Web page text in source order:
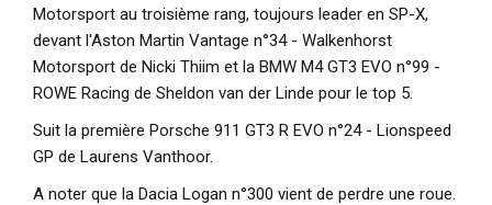
Motorsport au troisième rang, toujours leader en SP-X,
devant l'Aston Martin Vantage n°34 - Walkenhorst
Motorsport de Nicki Thiim et la BMW M4 GT3 EVO n°99 -
ROWE Racing de Sheldon van der Linde pour le top 5.
Suit la première Porsche 911 GT3 R EVO n°24 - Lionspeed
GP de Laurens Vanthoor.
A noter que la Dacia Logan n°300 vient de perdre une roue.